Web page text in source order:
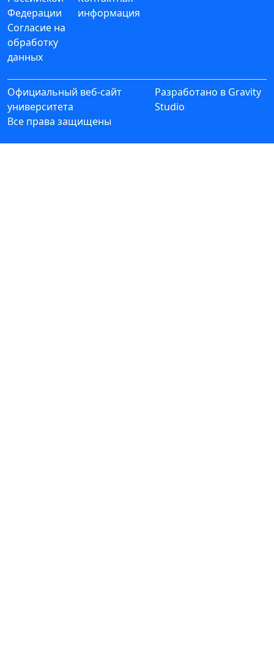
Федерации
Согласие на
обработку
данных
информация
Официальный веб-сайт
университета
Все права защищены
Разработано в Gravity
Studio